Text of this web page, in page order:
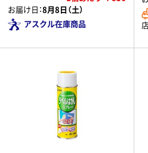
お届け日：8月8日（土）
アスクル在庫商品